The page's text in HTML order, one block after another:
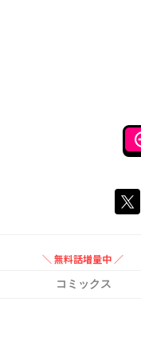
＼ 無料話増量中 ／
無料話増量中
コミックス